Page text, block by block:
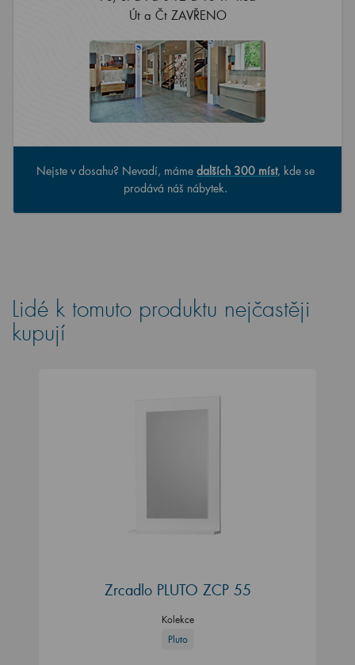
Út a Čt ZAVŘENO
Nejste v dosahu? Nevadí, máme dalších 300 míst, kde se
prodává náš nábytek.
Lidé k tomuto produktu nejčastěji
kupují
Zrcadlo PLUTO ZCP 55
Kolekce
Pluto